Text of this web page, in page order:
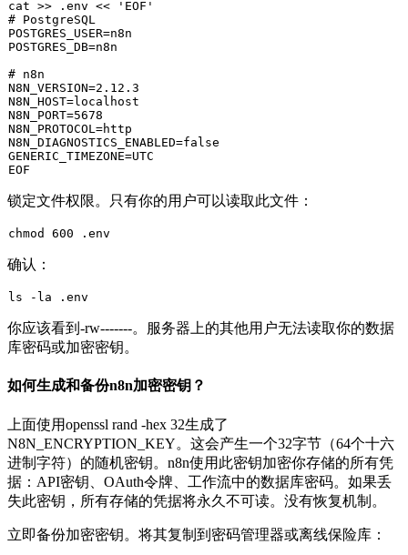
cat >> . env <<
'EOF'
# PostgreSQL
POSTGRES_USER=n8n
POSTGRES_DB=n8n
# n8n
N8N_VERSION=2.12.3
N8N_HOST=localhost
N8N_PORT=5678
N8N_PROTOCOL=http
N8N_DIAGNOSTICS_ENABLED=false
GENERIC_TIMEZONE=UTC
锁定文件权限。只有你的用户可以读取此文件：
chmod 600 . env
确认：
ls -la . env
你应该看到 -rw-------。服务器上的其他用户无法读取你的数据
库密码或加密密钥。
如何生成和备份n8n加密密钥？
上面使用openssl rand -hex 32生成了
N8N_ENCRYPTION_KEY。这会产生一个32字节（64个十六
进制字符）的随机密钥。n8n使用此密钥加密你存储的所有凭
据：API密钥、OAuth令牌、工作流中的数据库密码。如果丢
失此密钥，所有存储的凭据将永久不可读。没有恢复机制。
立即备份加密密钥。将其复制到密码管理器或离线保险库：